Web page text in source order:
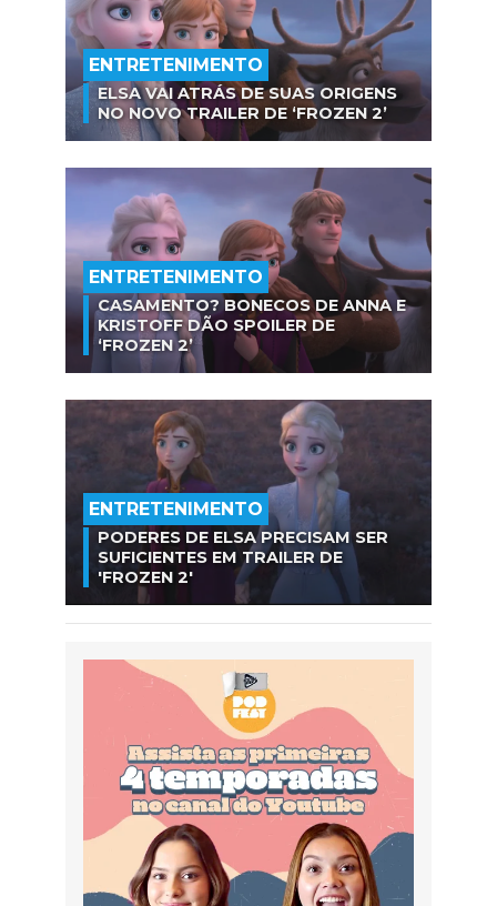
ENTRETENIMENTO
ELSA VAI ATRÁS DE SUAS ORIGENS
NO NOVO TRAILER DE ‘FROZEN 2’
ENTRETENIMENTO
CASAMENTO? BONECOS DE ANNA E
KRISTOFF DÃO SPOILER DE
‘FROZEN 2’
ENTRETENIMENTO
PODERES DE ELSA PRECISAM SER
SUFICIENTES EM TRAILER DE
'FROZEN 2'